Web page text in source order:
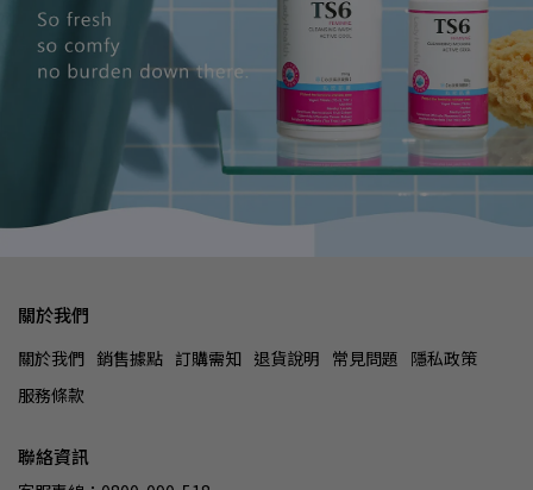
關於我們
關於我們 銷售據點 訂購需知 退貨說明 常見問題 隱私政策
服務條款
聯絡資訊